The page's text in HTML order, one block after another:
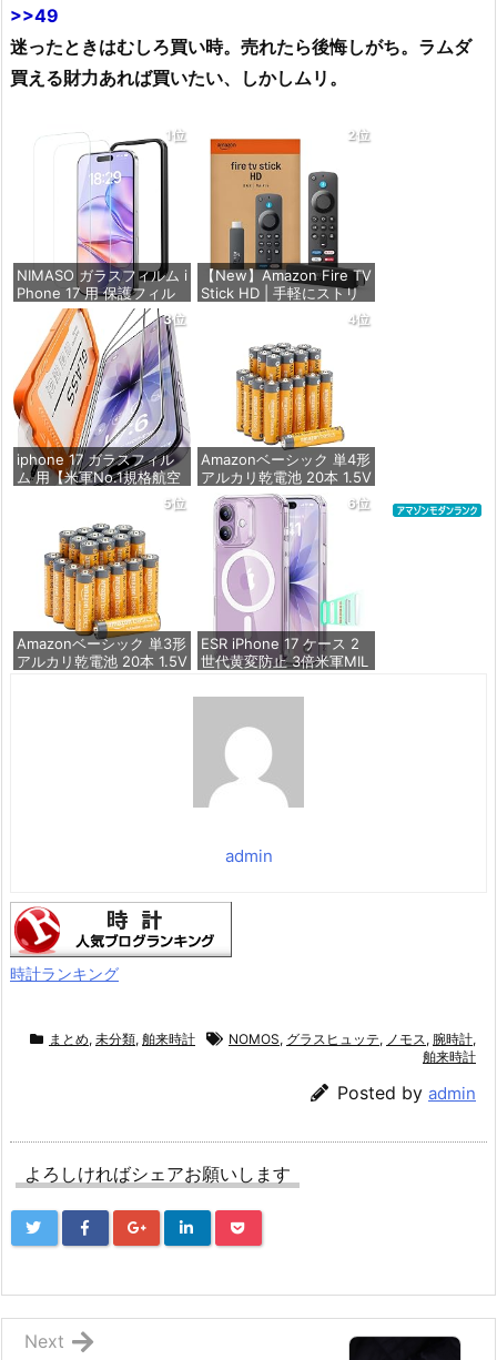
>>49
迷ったときはむしろ買い時。売れたら後悔しがち。ラムダ
買える財力あれば買いたい、しかしムリ。
1位
NIMASO ガラスフィルム i
Phone 17 用 保護フィル
ム 強化ガラス 耐衝撃 高
透過率 指紋防止 貼りやす
い ガイド枠付き | いPhon
e17 (6.3インチ) 対応 2枚
セット DSP25F1698
価格：¥1,599
2位
【New】Amazon Fire TV
Stick HD | 手軽にストリ
ストリーミングメディア
プレイヤー
価格：¥4,980
3位
iphone 17 ガラスフィル
ム 用【米軍No.1規格航空
材料&独創的なガイド枠】
2枚セット 全面保護 最強
硬度10H 耐衝撃 | いphon
e17 保護フィルム 気泡な
し Zeniss 自動吸着 貼付
け簡単 iphone17フィルム
超クリア画
価格：¥1,260
4位
Amazonベーシック 単4形
アルカリ乾電池 20本 1.5V
保存期限10年 液漏れ防止
価格：¥836
5位
Amazonベーシック 単3形
アルカリ乾電池 20本 1.5V
6位
ESR iPhone 17 ケース 2
世代黄変防止 3倍米軍MIL
おん17用 カメラボタン付
ガードコーナー ワイヤレ
ス充電 耐衝撃 PC背面TP
Uバンパー 指紋防止 高耐
久性 マグネット
admin
時計ランキング
まとめ, 未分類, 舶来時計 NOMOS, グラスヒュッテ, ノモス, 腕時計,
舶来時計
Posted by admin
よろしければシェアお願いします
Next